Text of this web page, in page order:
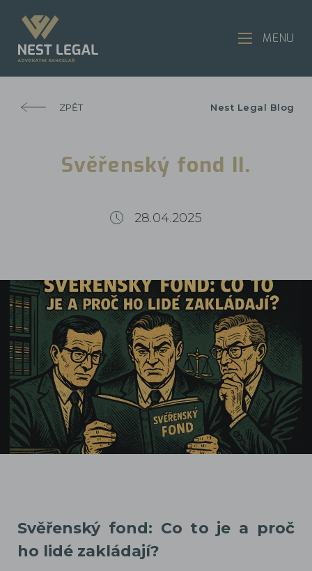
ZPĚT Nest Legal Blog
Svěřenský fond II.
28.04.2025
Svěřenský fond: Co to je a proč
ho lidé zakládají?
MENU